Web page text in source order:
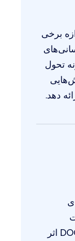
برخی
تحول
دهد.
بیت‌کوین، می‌تواند بر ارزش DOGE اثر